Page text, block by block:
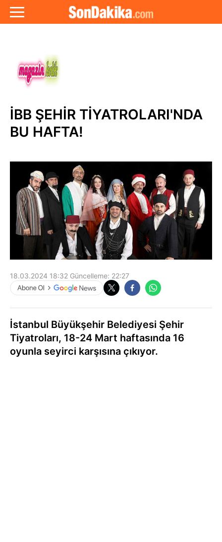
İBB ŞEHİR TİYATROLARI'NDA
BU HAFTA!
18.03.2024 18:32 Güncelleme: 22:27
İstanbul Büyükşehir Belediyesi Şehir
Tiyatroları, 18-24 Mart haftasında 16
oyunla seyirci karşısına çıkıyor.